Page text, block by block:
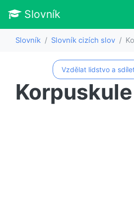
Slovník
Slovník Slovník cizích slov
Vzdělat lidstvo a
Korpuskule